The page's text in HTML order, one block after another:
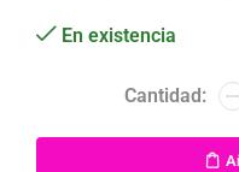
En existencia